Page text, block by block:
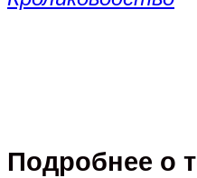
Подробнее о